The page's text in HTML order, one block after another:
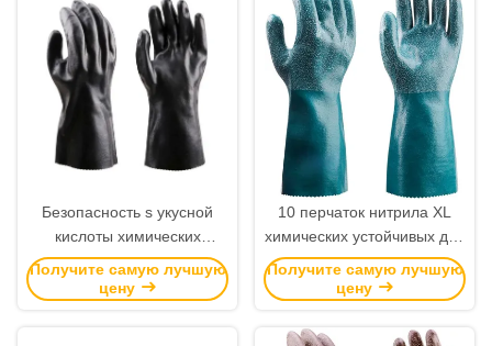
Безопасность s укусной
кислоты химических
устойчивых перчаток UKCA
анти- к размер XXL
Получите самую лучшую
цену
10 перчаток нитрила XL
химических устойчивых для
химического регулируя
масла обрабатывая
Получите самую лучшую
цену